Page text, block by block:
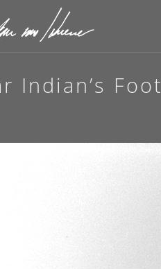
Indian’s Foot